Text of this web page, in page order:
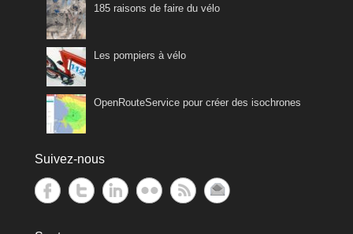
185 raisons de faire du vélo
Les pompiers à vélo
OpenRouteService pour créer des isochrones
Suivez-nous